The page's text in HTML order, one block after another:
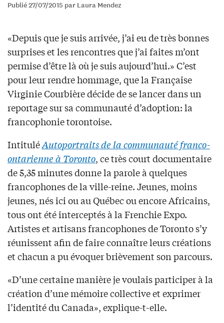
Publié 27/07/2015 par Laura Mendez
«Depuis que je suis arrivée, j’ai eu de très bonnes
surprises et les rencontres que j’ai faites m’ont
permise d’être là où je suis aujourd’hui.» C’est
pour leur rendre hommage, que la Française
Virginie Courbière décide de se lancer dans un
reportage sur sa communauté d’adoption: la
francophonie torontoise.
IntituléAutoportraits de la communauté franco-
ontarienne à Toronto, ce très court documentaire
de 5,35 minutes donne la parole à quelques
francophones de la ville-reine. Jeunes, moins
jeunes, nés ici ou au Québec ou encore Africains,
tous ont été interceptés à la Frenchie Expo.
Artistes et artisans francophones de Toronto s’y
réunissent afin de faire connaître leurs créations
et chacun a pu évoquer brièvement son parcours.
«D’une certaine manière je voulais participer à la
création d’une mémoire collective et exprimer
l’identité du Canada», explique-t-elle.